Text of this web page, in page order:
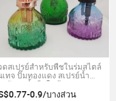
ดสเปรย์สำหรับพืชในร่มสไตล์
เทจ ปั๊มทองแดง สเปรย์น้ำ
หรับรดน้ำพืชในบ้าน
0.9/บางส่วน